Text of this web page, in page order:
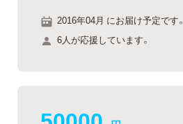
2016年04月 にお届け予定です。
6人が応援しています。